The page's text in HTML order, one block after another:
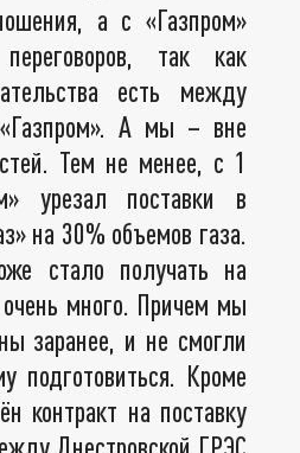
а с «Газпром»
так как
есть между
А мы – вне
Тем не менее, с 1
урезал поставки в
на 30% объемов газа.
стало получать на
много. Причем мы
заранее, и не смогли
подготовиться. Кроме
контракт на поставку